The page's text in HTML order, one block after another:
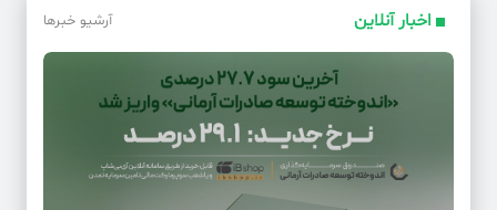
اخبار آنلاین آرشیو خبرها